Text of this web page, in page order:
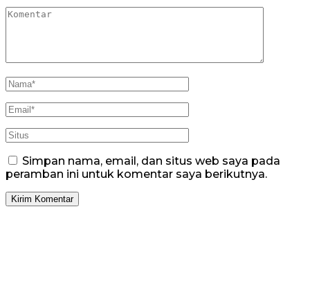
Simpan nama, email, dan situs web saya pada
peramban ini untuk komentar saya berikutnya.